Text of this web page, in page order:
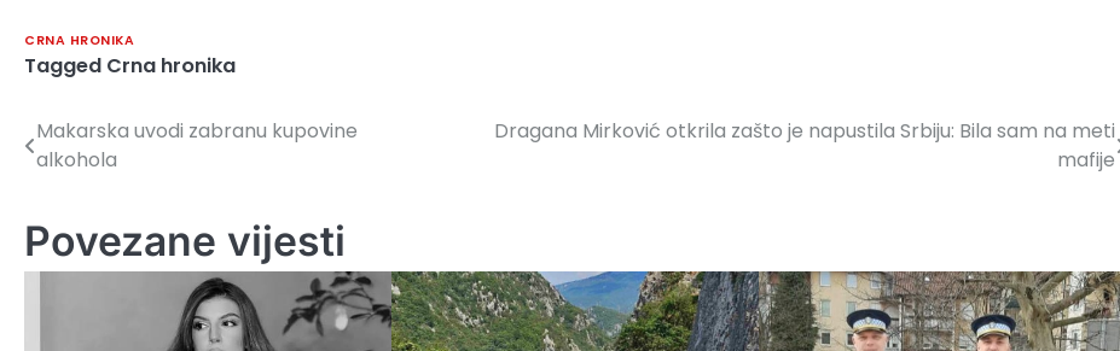
CRNA HRONIKA
Tagged Crna hronika
Navigacija
Makarska uvodi zabranu kupovine
alkohola
Dragana Mirković otkrila zašto je napustila Srbiju: Bila sam na meti
mafije
Povezane vijesti